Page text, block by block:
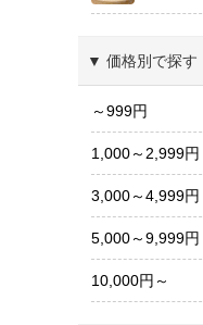
▼ 価格別で探す
～999円
1,000～2,999円
3,000～4,999円
5,000～9,999円
10,000円～